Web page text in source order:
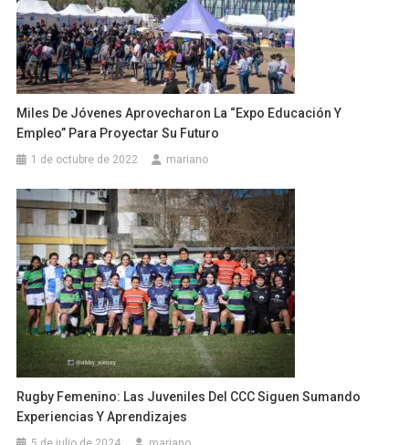
Miles De Jóvenes Aprovecharon La “Expo Educación Y
Empleo” Para Proyectar Su Futuro
1 de octubre de 2022 mariano
Rugby Femenino: Las Juveniles Del CCC Siguen Sumando
Experiencias Y Aprendizajes